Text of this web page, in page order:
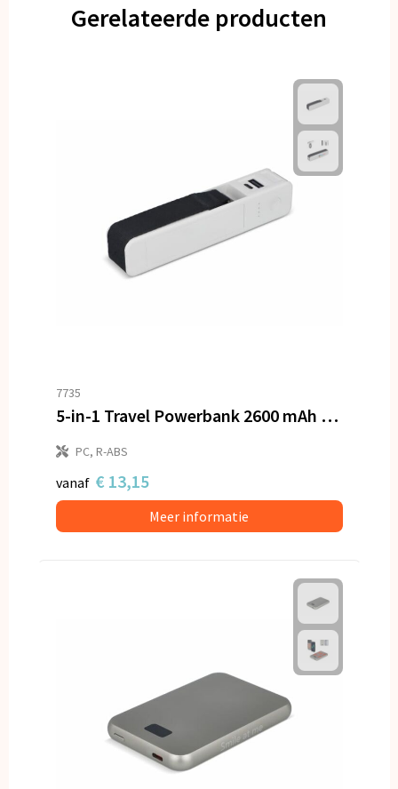
Gerelateerde producten
7735
5-in-1 Travel Powerbank 2600 mAh - Bagageweegschaal - Zaklamp - Liniaal - Thermometer
PC, R-ABS
vanaf € 13,15
Meer informatie